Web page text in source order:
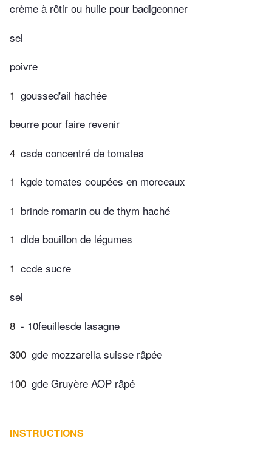
crème à rôtir ou huile pour badigeonner
sel
poivre
1 goussed'ail hachée
beurre pour faire revenir
4 csde concentré de tomates
1 kgde tomates coupées en morceaux
1 brinde romarin ou de thym haché
1 dlde bouillon de légumes
1 ccde sucre
sel
8 - 10feuillesde lasagne
300 gde mozzarella suisse râpée
100 gde Gruyère AOP râpé
INSTRUCTIONS